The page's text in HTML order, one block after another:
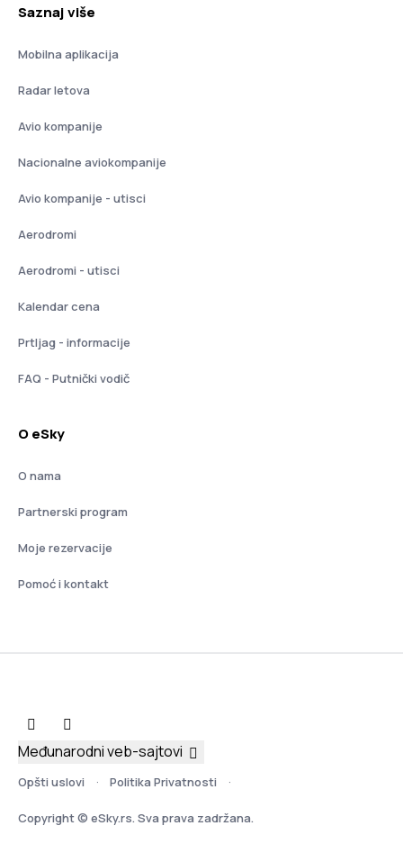
Saznaj više
Mobilna aplikacija
Radar letova
Avio kompanije
Nacionalne aviokompanije
Avio kompanije - utisci
Aerodromi
Aerodromi - utisci
Kalendar cena
Prtljag - informacije
FAQ - Putnički vodič
O eSky
O nama
Partnerski program
Moje rezervacije
Pomoć i kontakt
Opšti uslovi Politika Privatnosti
Copyright © eSky.rs. Sva prava zadržana.
Međunarodni veb-sajtovi